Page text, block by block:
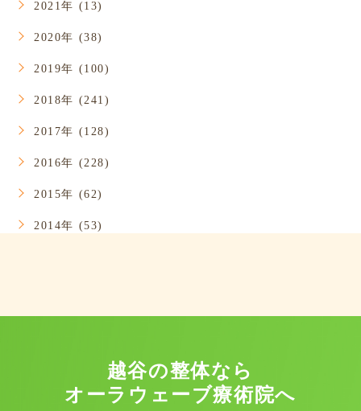
2021年 (13)
2020年 (38)
2019年 (100)
2018年 (241)
2017年 (128)
2016年 (228)
2015年 (62)
2014年 (53)
越谷の整体なら
オーラウェーブ療術院へ